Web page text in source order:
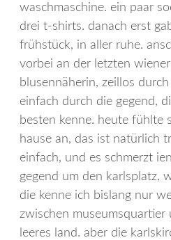
waschmaschine. ein paar
drei t-shirts. danach erst
frühstück, in aller ruhe.
vorbei an der letzten
blusennäherin, zeillos
einfach durch die gegend,
besten kenne. heute fühlte
hause an, das ist natürlich
einfach, und es schmerzt
gegend um den karlsplatz,
die kenne ich bislang nur
zwischen
leeres land. aber die